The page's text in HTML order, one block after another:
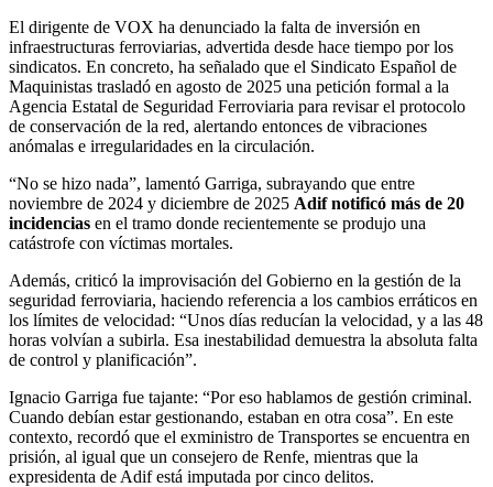
El dirigente de VOX ha denunciado la falta de inversión en
infraestructuras ferroviarias, advertida desde hace tiempo por los
sindicatos. En concreto, ha señalado que el Sindicato Español de
Maquinistas trasladó en agosto de 2025 una petición formal a la
Agencia Estatal de Seguridad Ferroviaria para revisar el protocolo
de conservación de la red, alertando entonces de vibraciones
anómalas e irregularidades en la circulación.
“No se hizo nada”, lamentó Garriga, subrayando que entre
noviembre de 2024 y diciembre de 2025 Adif notificó más de 20
incidencias en el tramo donde recientemente se produjo una
catástrofe con víctimas mortales.
Además, criticó la improvisación del Gobierno en la gestión de la
seguridad ferroviaria, haciendo referencia a los cambios erráticos en
los límites de velocidad: “Unos días reducían la velocidad, y a las 48
horas volvían a subirla. Esa inestabilidad demuestra la absoluta falta
de control y planificación”.
Ignacio Garriga fue tajante: “Por eso hablamos de gestión criminal.
Cuando debían estar gestionando, estaban en otra cosa”. En este
contexto, recordó que el exministro de Transportes se encuentra en
prisión, al igual que un consejero de Renfe, mientras que la
expresidenta de Adif está imputada por cinco delitos.